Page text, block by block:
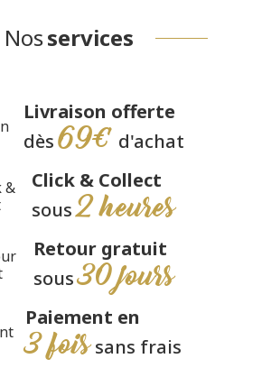
Nosservices
Livraison offerte
dès69€ d'achat
Click & Collect
sous2 heures
Retour gratuit
sous30 jours
Paiement en
3 foissans frais